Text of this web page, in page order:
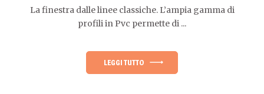
La finestra dalle linee classiche. L’ampia gamma di
profili in Pvc permette di ...
LEGGI TUTTO